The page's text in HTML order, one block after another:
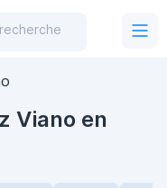
recherche
Viano en